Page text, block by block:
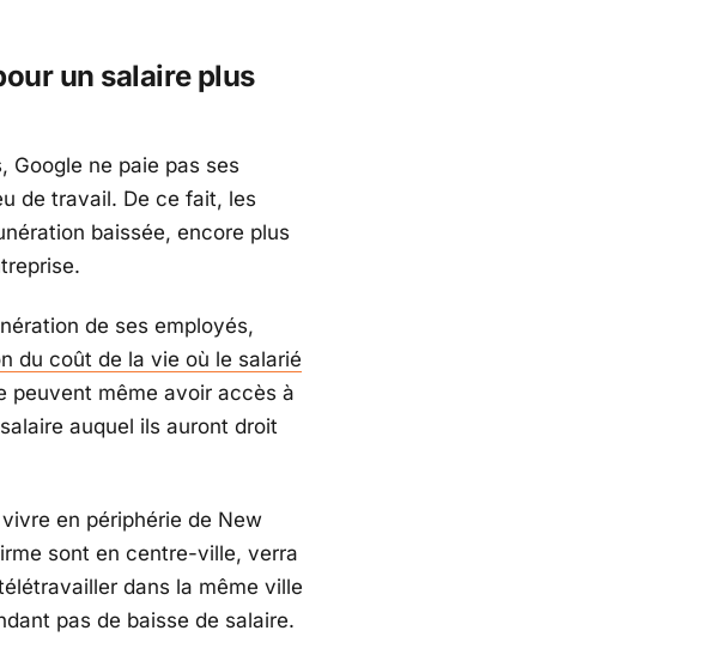
un salaire plus
Google ne paie pas ses
de travail. De ce fait, les
baissée, encore plus
de ses employés,
du coût de la vie où le salarié
peuvent même avoir accès à
auquel ils auront droit
en périphérie de New
sont en centre-ville, verra
dans la même ville
pas de baisse de salaire.